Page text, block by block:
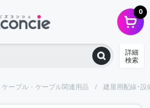
0
詳細
検索
ケーブル・ケーブル関連用品 建屋用配線･設